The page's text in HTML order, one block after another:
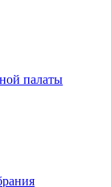
палаты